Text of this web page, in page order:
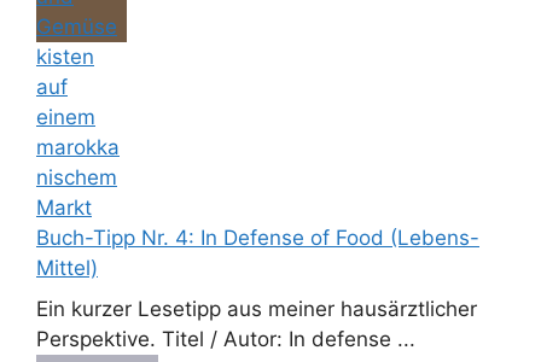
Buch-Tipp Nr. 4: In Defense of Food (Lebens-
Mittel)
Ein kurzer Lesetipp aus meiner hausärztlicher
Perspektive. Titel / Autor: In defense ...